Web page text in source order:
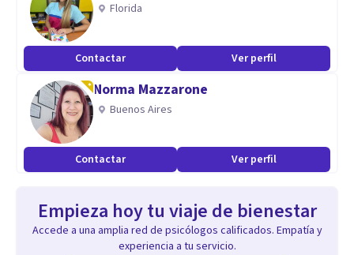
Florida
Contactar Ver perfil
Norma Mazzarone
Buenos Aires
Contactar Ver perfil
Empieza hoy tu viaje de bienestar
Accede a una amplia red de psicólogos calificados. Empatía y
experiencia a tu servicio.